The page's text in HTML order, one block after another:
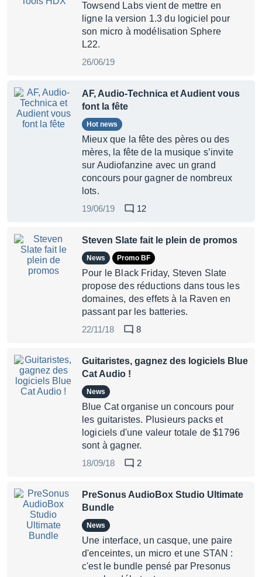
Towsend Labs vient de mettre en
ligne la version 1.3 du logiciel pour
son micro à modélisation Sphere
L22.
26/06/19
AF, Audio-Technica et Audient vous
font la fête
Hot news
Mieux que la fête des pères ou des
mères, la fête de la musique s’invite
sur Audiofanzine avec un grand
concours pour gagner de nombreux
lots.
19/06/19
12
Steven Slate fait le plein de promos
News Promo BF
Pour le Black Friday, Steven Slate
propose des réductions dans tous les
domaines, des effets à la Raven en
passant par les batteries.
22/11/18
8
Guitaristes, gagnez des logiciels Blue
Cat Audio !
News
Blue Cat organise un concours pour
les guitaristes. Plusieurs packs et
logiciels d'une valeur totale de $1796
sont à gagner.
18/09/18
2
PreSonus AudioBox Studio Ultimate
Bundle
News
Une interface, un casque, une paire
d'enceintes, un micro et une STAN :
c'est le bundle pensé par Presonus